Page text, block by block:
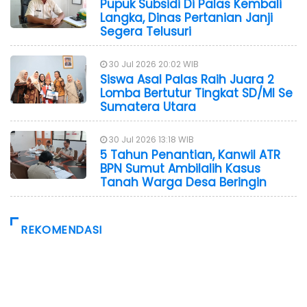
Pupuk Subsidi Di Palas Kembali
Langka, Dinas Pertanian Janji
Segera Telusuri
30 Jul 2026 20:02 WIB
Siswa Asal Palas Raih Juara 2
Lomba Bertutur Tingkat SD/MI Se
Sumatera Utara
30 Jul 2026 13:18 WIB
5 Tahun Penantian, Kanwil ATR
BPN Sumut Ambilalih Kasus
Tanah Warga Desa Beringin
REKOMENDASI